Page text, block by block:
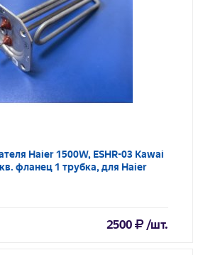
Haier 1500W, ESHR-03 Kawai
фланец 1 трубка, для Haier
2500 /шт.